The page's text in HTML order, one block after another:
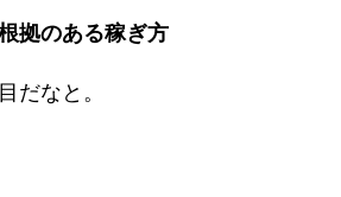
拠のある稼ぎ方
だなと。